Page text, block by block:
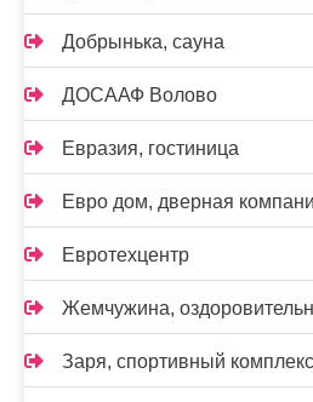
Добрынька, сауна
ДОСААФ Волово
Евразия, гостиница
Евро дом, дверная
Евротехцентр
Жемчужина,
Заря, спортивный комплекс